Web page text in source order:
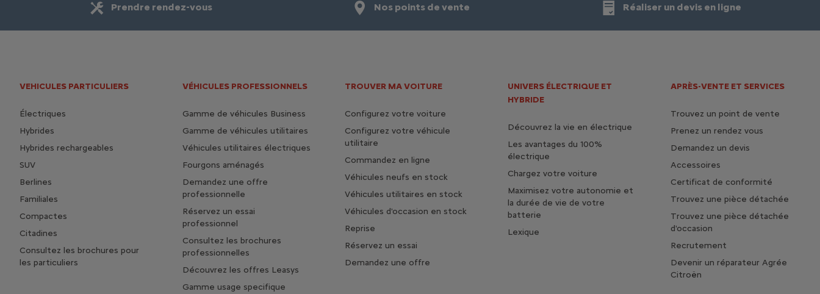
Prendre rendez-vous Nos points de vente Réaliser un devis en ligne
VEHICULES PARTICULIERS
Électriques
Hybrides
Hybrides rechargeables
SUV
Berlines
Familiales
Compactes
Citadines
Consultez les brochures pour
les particuliers
VÉHICULES PROFESSIONNELS
Gamme de véhicules Business
Gamme de véhicules utilitaires
Véhicules utilitaires électriques
Fourgons aménagés
Demandez une offre
professionnelle
Réservez un essai
professionnel
Consultez les brochures
professionnelles
Découvrez les offres Leasys
Gamme usage specifique
TROUVER MA VOITURE
Configurez votre voiture
Configurez votre véhicule
utilitaire
Commandez en ligne
Véhicules neufs en stock
Véhicules utilitaires en stock
Véhicules d'occasion en stock
Reprise
Réservez un essai
Demandez une offre
UNIVERS ÉLECTRIQUE ET
HYBRIDE
Découvrez la vie en électrique
Les avantages du 100%
électrique
Chargez votre voiture
Maximisez votre autonomie et
la durée de vie de votre
batterie
Lexique
APRÈS-VENTE ET SERVICES
Trouvez un point de vente
Prenez un rendez vous
Demandez un devis
Accessoires
Certificat de conformité
Trouvez une pièce détachée
Trouvez une pièce détachée
d'occasion
Recrutement
Devenir un réparateur Agrée
Citroën